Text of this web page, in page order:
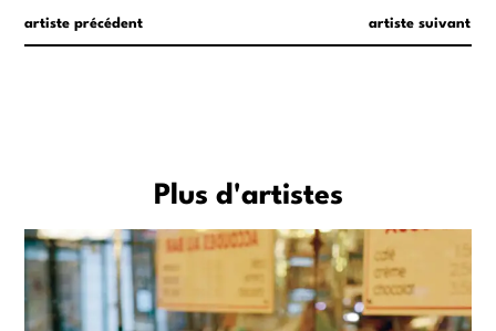
artiste précédent artiste suivant
Plus d'artistes